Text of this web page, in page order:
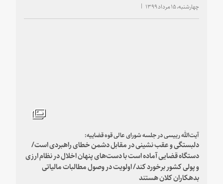
چهارشنبه، ۱۵ مرداد ۱۳۹۹
آیت‌الله رییسی در جلسه شورای عالی قوه قضاییه:
دلبستگی و عقب نشینی در مقابل دشمن خطای راهبردی است/
دستگاه قضایی آماده است با دست‌های پنهان اخلال در نظام ارزی
و پولی کشور برخورد کند/ اولویت در وصول مطالبات مالیاتی
بدهکاران کلان هستند